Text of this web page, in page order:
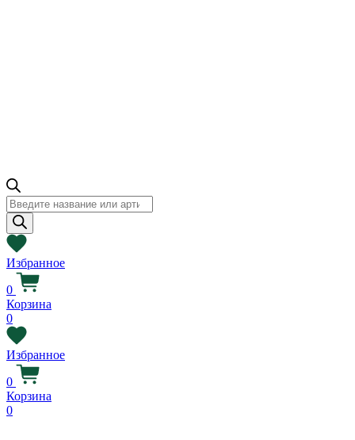
Поиск
товаров
Избранное
0
Корзина
0
Избранное
0
Корзина
0